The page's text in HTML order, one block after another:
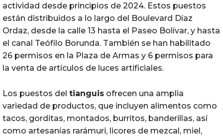
actividad desde principios de 2024. Estos puestos
están distribuidos a lo largo del Boulevard Díaz
Ordaz, desde la calle 13 hasta el Paseo Bolívar, y hasta
el canal Teófilo Borunda. También se han habilitado
26 permisos en la Plaza de Armas y 6 permisos para
la venta de artículos de luces artificiales.
Los puestos del tianguis ofrecen una amplia
variedad de productos, que incluyen alimentos como
tacos, gorditas, montados, burritos, banderillas, así
como artesanías rarámuri, licores de mezcal, miel,